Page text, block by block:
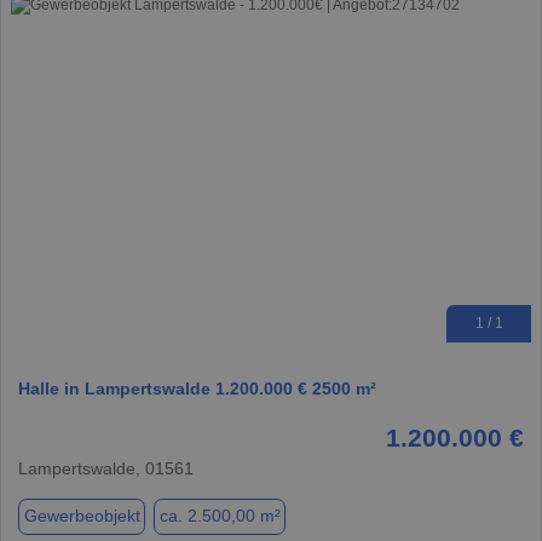
1 / 1
Halle in Lampertswalde 1.200.000 € 2500 m²
1.200.000 €
Lampertswalde, 01561
Gewerbeobjekt ca. 2.500,00 m²